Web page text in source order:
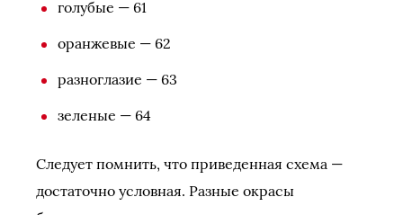
голубые — 61
оранжевые — 62
разноглазие — 63
зеленые — 64
Следует помнить, что приведенная схема —
достаточно условная. Разные окрасы